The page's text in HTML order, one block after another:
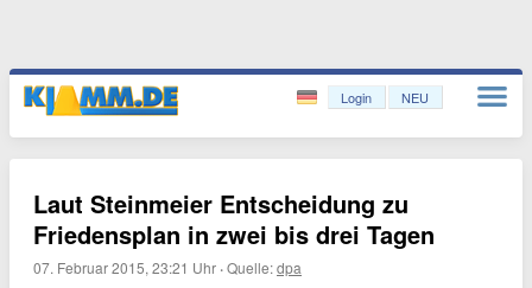
Login NEU
Laut Steinmeier Entscheidung zu
Friedensplan in zwei bis drei Tagen
07. Februar 2015, 23:21 Uhr ·Quelle:dpa